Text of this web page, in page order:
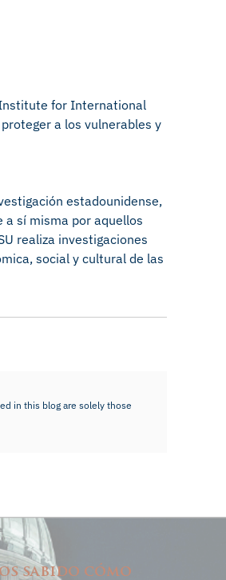
Institute for International
a los vulnerables y
estadounidense,
a sí misma por aquellos
realiza investigaciones
social y cultural de las
in this blog are solely those
sabido cómo